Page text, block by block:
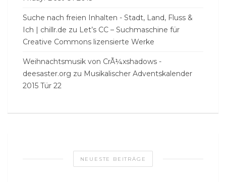
Suche nach freien Inhalten - Stadt, Land, Fluss &
Ich | chillr.de zu Let’s CC – Suchmaschine für
Creative Commons lizensierte Werke
Weihnachtsmusik von CrÃ¼xshadows -
deesaster.org zu Musikalischer Adventskalender
2015 Tür 22
NEUESTE BEITRÄGE